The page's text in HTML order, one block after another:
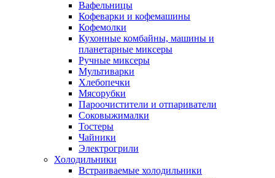
Вафельницы
Кофеварки и кофемашины
Кофемолки
Кухонные комбайны, машины и
планетарные миксеры
Ручные миксеры
Мультиварки
Хлебопечки
Мясорубки
Пароочистители и отпариватели
Соковыжималки
Тостеры
Чайники
Электрогрили
Холодильники
Встраиваемые холодильники